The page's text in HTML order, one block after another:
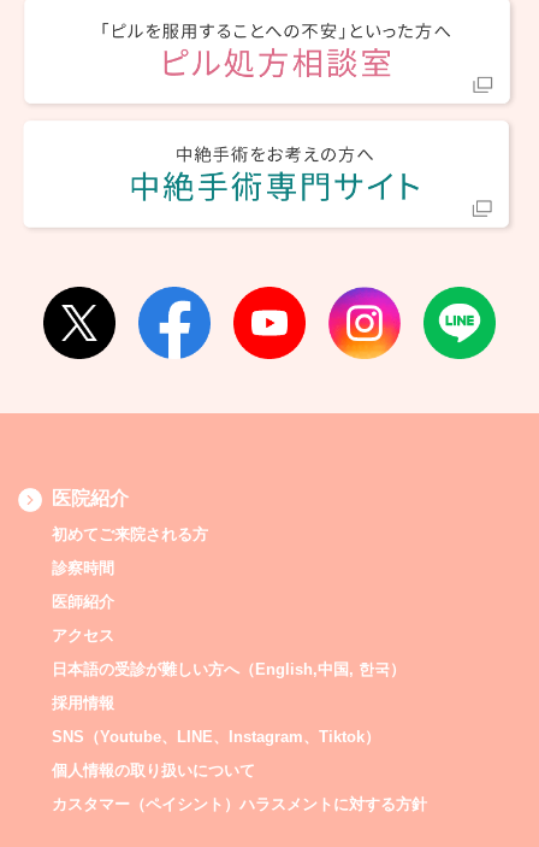
医院紹介
初めてご来院される方
診察時間
医師紹介
アクセス
日本語の受診が難しい方へ（English,中国, 한국）
採用情報
SNS（Youtube、LINE、Instagram、Tiktok）
個人情報の取り扱いについて
カスタマー（ペイシント）ハラスメントに対する方針